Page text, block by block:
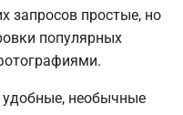
запросов простые, но
популярных
необычные